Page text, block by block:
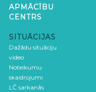
APMĀCĪBU
CENTRS
SITUĀCIJAS
Dažādu situāciju
video
Noteikumu
skaidrojumi
LČ sarkanās